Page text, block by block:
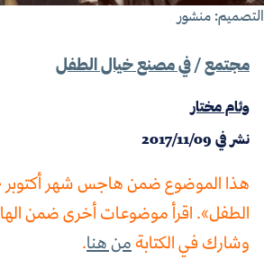
منشور
مجتمع/ في مصنع خيال الطفل
وئام مختار
نشر في2017/11/09
هذا الموضوع ضمن هاجس شهر
الطفل». اقرأ موضوعات أخرى ضمن
وشارك في الكتابةمن هنا.